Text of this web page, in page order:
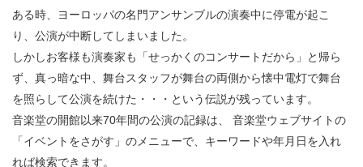
ある時、ヨーロッパの名門アンサンブルの演奏中に停電が起こ
り、公演が中断してしまいました。
しかしお客様も演奏家も「せっかくのコンサートだから」と帰ら
ず、真っ暗な中、舞台スタッフが舞台の両側から懐中電灯で舞台
を照らして公演を続けた・・・という伝説が残っています。
音楽堂の開館以来70年間の公演の記録は、 音楽堂ウェブサイトの
「イベントをさがす」のメニューで、キーワードや年月日を入れ
れば検索できます。